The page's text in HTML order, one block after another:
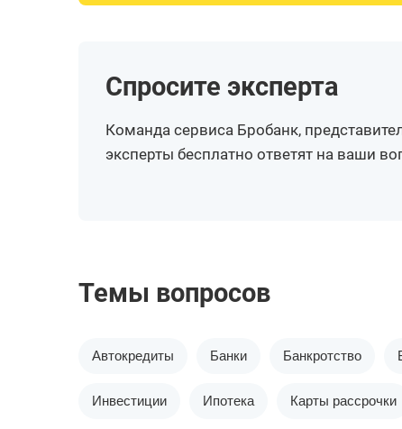
Спросите эксперта
Команда сервиса Бробанк,
эксперты бесплатно ответят на ваши
Темы вопросов
Автокредиты Банки Банкротство
Инвестиции Ипотека Карты рассрочки